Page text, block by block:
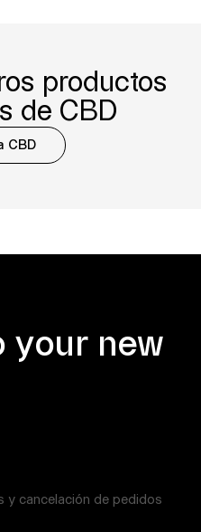
productos
de CBD
CBD
your new
y cancelación de pedidos